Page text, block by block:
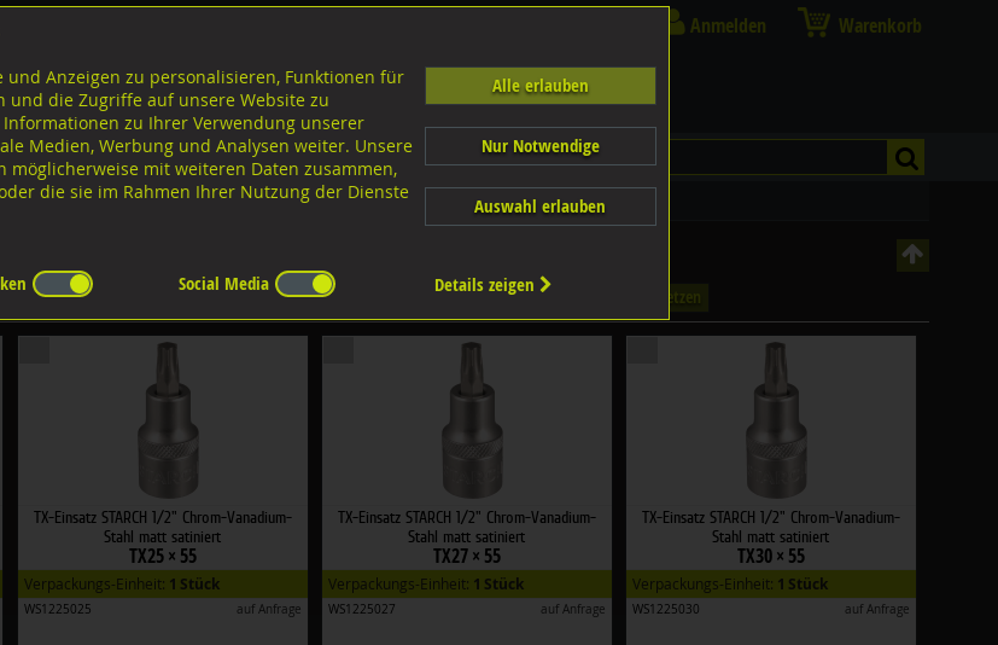
Anmelden Warenkorb
Steckschlüssel-Einsätze Div. Ausführungen Steckschlüssel-Einsätze 1/2" 1/2", Torx
× Filter zurücksetzen
TX-Einsatz STARCH 1/2" Chrom-Vanadium-
Stahl matt satiniert
TX25 × 55
Verpackungs-Einheit: 1 Stück
WS1225025 auf Anfrage
TX-Einsatz STARCH 1/2" Chrom-Vanadium-
Stahl matt satiniert
TX27 × 55
Verpackungs-Einheit: 1 Stück
WS1225027 auf Anfrage
TX-Einsatz STARCH 1/2" Chrom-Vanadium-
Stahl matt satiniert
TX30 × 55
Verpackungs-Einheit: 1 Stück
WS1225030 auf Anfrage
und Anzeigen zu personalisieren, Funktionen für
und die Zugriffe auf unsere Website zu
zu Ihrer Verwendung unserer
Medien, Werbung und Analysen weiter. Unsere
mit weiteren Daten zusammen,
die sie im Rahmen Ihrer Nutzung der Dienste
Alle erlauben
Nur Notwendige
Auswahl erlauben
Social Media Details zeigen